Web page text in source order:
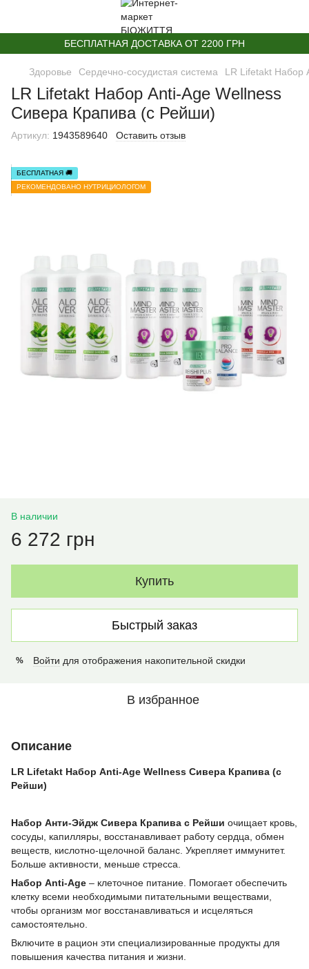
БЕСПЛАТНАЯ ДОСТАВКА ОТ 2200 ГРН
Здоровье Сердечно-сосудистая система LR Lifetakt Набор
LR Lifetakt Набор Anti-Age Wellness
Сивера Крапива (c Рейши)
Артикул: 1943589640 Оставить отзыв
БЕСПЛАТНАЯ 🚚
РЕКОМЕНДОВАНО НУТРИЦИОЛОГОМ
В наличии
6 272 грн
Купить
Быстрый заказ
% Войти для отображения накопительной скидки
В избранное
Описание
LR Lifetakt Набор Anti-Age Wellness Сивера Крапива (c
Рейши)
Набор Анти-Эйдж Сивера Крапива с Рейши очищает кровь,
сосуды, капилляры, восстанавливает работу сердца, обмен
веществ, кислотно-щелочной баланс. Укрепляет иммунитет.
Больше активности, меньше стресса.
Набор Anti-Age – клеточное питание. Помогает обеспечить
клетку всеми необходимыми питательными веществами,
чтобы организм мог восстанавливаться и исцеляться
самостоятельно.
Включите в рацион эти специализированные продукты для
повышения качества питания и жизни.